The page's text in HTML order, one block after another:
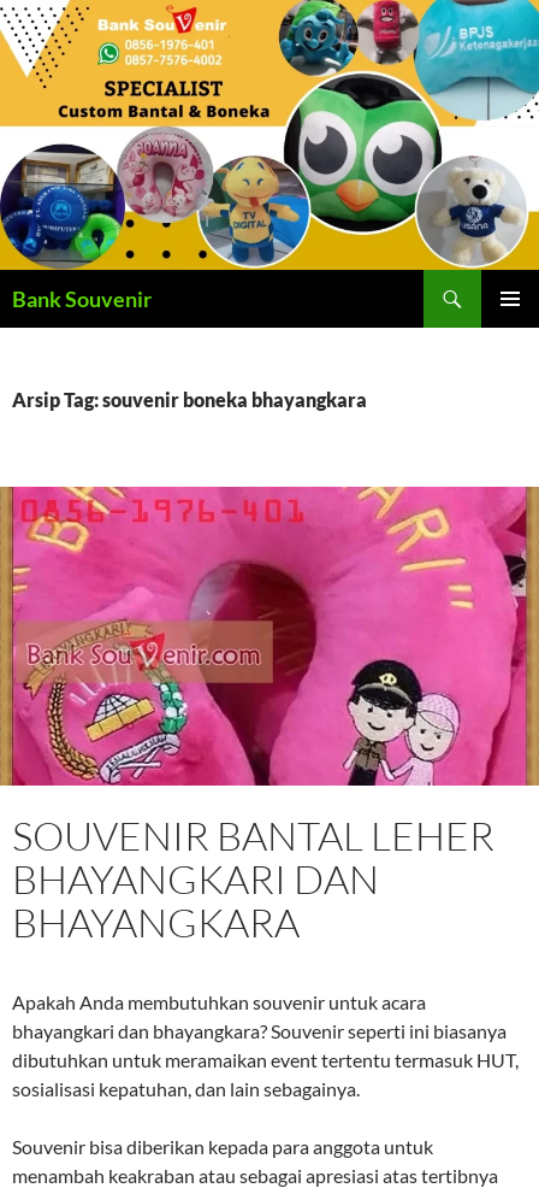
Langsung
ke
Bank Souvenir
Arsip Tag: souvenir boneka bhayangkara
SOUVENIR BANTAL LEHER
BHAYANGKARI DAN
BHAYANGKARA
Apakah Anda membutuhkan souvenir untuk acara
bhayangkari dan bhayangkara? Souvenir seperti ini biasanya
dibutuhkan untuk meramaikan event tertentu termasuk HUT,
sosialisasi kepatuhan, dan lain sebagainya.
Souvenir bisa diberikan kepada para anggota untuk
menambah keakraban atau sebagai apresiasi atas tertibnya